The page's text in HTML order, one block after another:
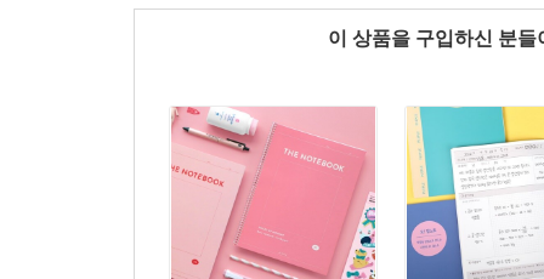
이 상품을 구입하신 분